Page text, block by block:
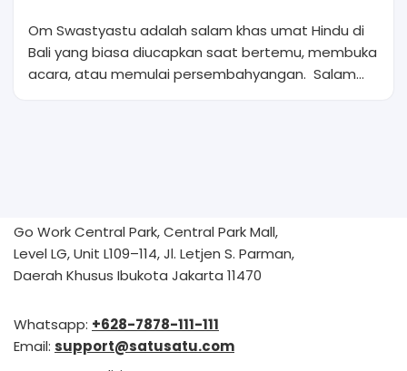
Om Swastyastu adalah salam khas umat Hindu di
Bali yang biasa diucapkan saat bertemu, membuka
acara, atau memulai persembahyangan. Salam…
Go Work Central Park, Central Park Mall,
Level LG, Unit L109–114, Jl. Letjen S. Parman,
Daerah Khusus Ibukota Jakarta 11470
Whatsapp: +628-7878-111-111
Email: support@satusatu.com